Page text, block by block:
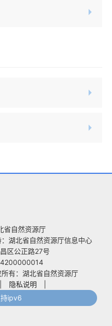
省自然资源厅
湖北省自然资源厅信息中心
区公正路27号
4200000014
有：湖北省自然资源厅
隐私说明
ipv6